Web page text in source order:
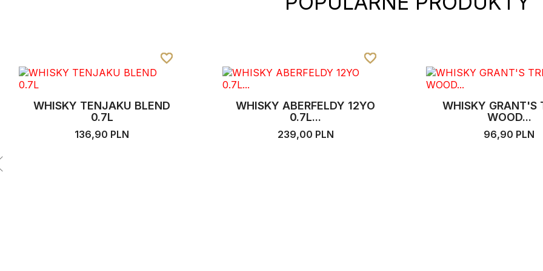
WHISKY ABERFELDY 12YO
0.7L...
239,00 PLN
favorite_border
favorite_border
favorite_border
WHISKY GRANT'S TRIPLE
WOOD...
96,90 PLN
favorite_border
favorite_border
favorite_border
99,00 PLN